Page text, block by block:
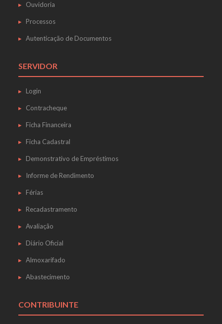
Ouvidoria
Processos
Autenticação de Documentos
SERVIDOR
Login
Contracheque
Ficha Financeira
Ficha Cadastral
Demonstrativo de Empréstimos
Informe de Rendimento
Férias
Recadastramento
Avaliação
Diário Oficial
Almoxarifado
Abastecimento
CONTRIBUINTE